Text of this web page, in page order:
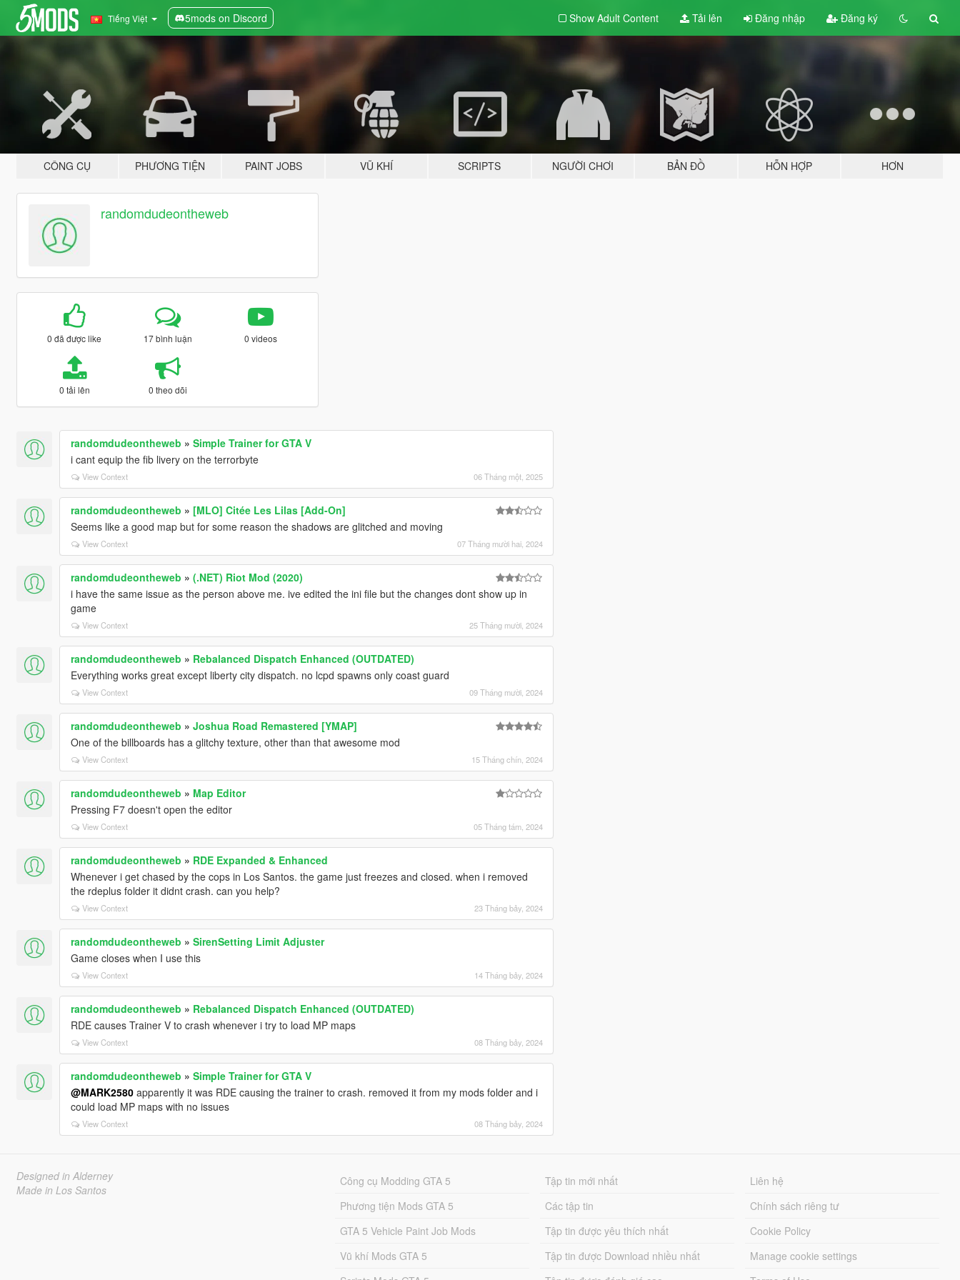
Tiếng Việt 5mods on Discord Show Adult Content Tải lên Đăng nhập Đăng ký
CÔNG CỤ PHƯƠNG TIỆN PAINT JOBS VŨ KHÍ SCRIPTS NGƯỜI CHƠI BẢN ĐỒ HỖN HỢP HƠN
randomdudeontheweb
0 đã được like 17 bình luận 0 videos
0 tải lên 0 theo dõi
randomdudeontheweb » Simple Trainer for GTA V
i cant equip the fib livery on the terrorbyte
View Context 06 Tháng một, 2025
randomdudeontheweb » [MLO] Citée Les Lilas [Add-On]
Seems like a good map but for some reason the shadows are glitched and moving
View Context 07 Tháng mười hai, 2024
randomdudeontheweb » (.NET) Riot Mod (2020)
i have the same issue as the person above me. ive edited the ini file but the changes dont show up in
game
View Context 25 Tháng mười, 2024
randomdudeontheweb » Rebalanced Dispatch Enhanced (OUTDATED)
Everything works great except liberty city dispatch. no lcpd spawns only coast guard
View Context 09 Tháng mười, 2024
randomdudeontheweb » Joshua Road Remastered [YMAP]
One of the billboards has a glitchy texture, other than that awesome mod
View Context 15 Tháng chín, 2024
randomdudeontheweb » Map Editor
Pressing F7 doesn't open the editor
View Context 05 Tháng tám, 2024
randomdudeontheweb » RDE Expanded & Enhanced
Whenever i get chased by the cops in Los Santos. the game just freezes and closed. when i removed
the rdeplus folder it didnt crash. can you help?
View Context 23 Tháng bảy, 2024
randomdudeontheweb » SirenSetting Limit Adjuster
Game closes when I use this
View Context 14 Tháng bảy, 2024
randomdudeontheweb » Rebalanced Dispatch Enhanced (OUTDATED)
RDE causes Trainer V to crash whenever i try to load MP maps
View Context 08 Tháng bảy, 2024
randomdudeontheweb » Simple Trainer for GTA V
@MARK2580apparently it was RDE causing the trainer to crash. removed it from my mods folder and i
could load MP maps with no issues
View Context 08 Tháng bảy, 2024
Designed in Alderney
Made in Los Santos
Công cụ Modding GTA 5
Phương tiện Mods GTA 5
GTA 5 Vehicle Paint Job Mods
Vũ khí Mods GTA 5
Tập tin mới nhất
Các tập tin
Tập tin được yêu thích nhất
Tập tin được Download nhiều nhất
Liên hệ
Chính sách riêng tư
Cookie Policy
Manage cookie settings